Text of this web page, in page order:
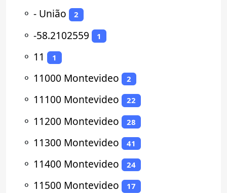
⚬ - União 2
⚬ -58.2102559 1
⚬ 11 1
⚬ 11000 Montevideo 2
⚬ 11100 Montevideo 22
⚬ 11200 Montevideo 28
⚬ 11300 Montevideo 41
⚬ 11400 Montevideo 24
⚬ 11500 Montevideo 17